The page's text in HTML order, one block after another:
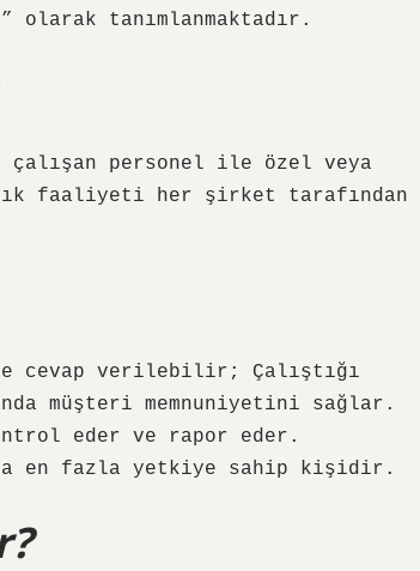
tanımlanmaktadır.
çalışan personel ile özel veya
faaliyeti her şirket tarafından
cevap verilebilir; Çalıştığı
müşteri memnuniyetini sağlar.
eder ve rapor eder.
en fazla yetkiye sahip kişidir.